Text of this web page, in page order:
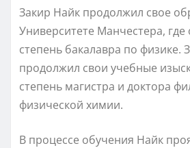
Закир Найк продолжил свое
Университете Манчестера, где
степень бакалавра по физике.
продолжил свои учебные
степень магистра и доктора
физической химии.
В процессе обучения Найк